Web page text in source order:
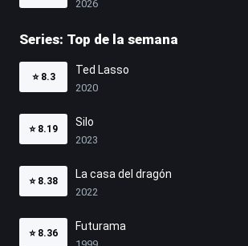
2026
Series: Top de la semana
⭐ 8.3
Ted Lasso
2020
⭐ 8.19
Silo
2023
⭐ 8.38
La casa del dragón
2022
⭐ 8.36
Futurama